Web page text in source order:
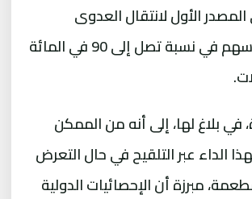
الأول لانتقال العدوى
للإنسان حيث تسهم في نسبة تصل إلى 90 في المائة
في بلاغ لها، إلى أنه من الممكن
الداء عبر التلقيح في حال التعرض
مبرزة أن الإحصائيات الدولية